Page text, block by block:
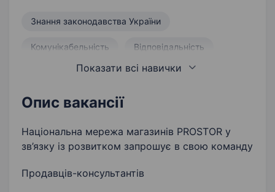
Знання законодавства України
Комунікабельність Відповідальність
Робота в команді Здатність до навчання
Пунктуальність
Викладка товару Інвентаризація
Орієнтація на результат
Показати всі навички
Опис вакансії
Національна мережа магазинів PROSTOR у
зв’язку із розвитком запрошує в свою команду
Продавців-консультантів